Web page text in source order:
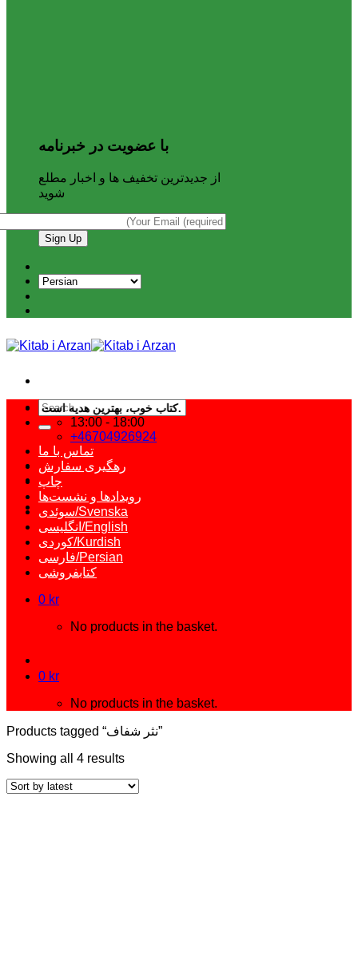
با عضویت در خبرنامه
از جدیدترین تخفیف ها و اخبار مطلع
شوید
کتاب خوب، بهترین هدیه است – برای دوستانتان کتاب انتخاب کنید.
13:00 - 18:00
+46704926924
Search
for:
تماس با ما
رهگیری سفارش
چاپ
رویدادها و نشست‌ها
سوئدی/Svenska
انگلیسی/English
کوردی/Kurdish
فارسی/Persian
کتابفروشی
0 kr
No products in the basket.
0 kr
No products in the basket.
Products tagged “نثر شفاف”
Showing all 4 results